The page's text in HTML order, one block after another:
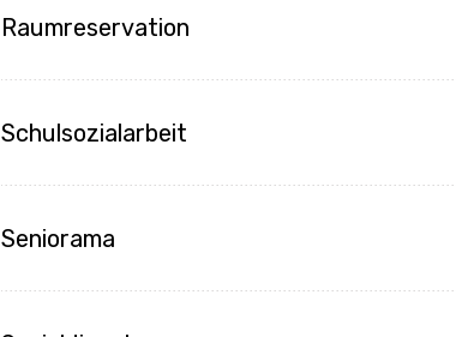
Raumreservation
Schulsozialarbeit
Seniorama